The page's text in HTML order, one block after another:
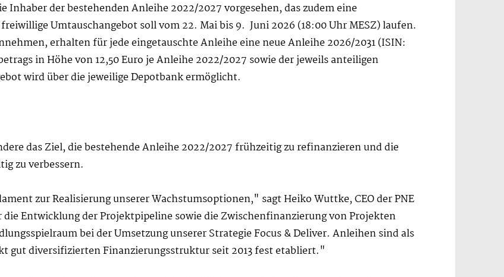
Inhaber der bestehenden Anleihe 2022/2027 vorgesehen, das zudem eine
Umtauschangebot soll vom 22. Mai bis 9. Juni 2026 (18:00 Uhr MESZ) laufen.
erhalten für jede eingetauschte Anleihe eine neue Anleihe 2026/2031 (ISIN:
in Höhe von 12,50 Euro je Anleihe 2022/2027 sowie der jeweils anteiligen
wird über die jeweilige Depotbank ermöglicht.
das Ziel, die bestehende Anleihe 2022/2027 frühzeitig zu refinanzieren und die
zu verbessern.
zur Realisierung unserer Wachstumsoptionen," sagt Heiko Wuttke, CEO der PNE
Entwicklung der Projektpipeline sowie die Zwischenfinanzierung von Projekten
bei der Umsetzung unserer Strategie Focus & Deliver. Anleihen sind als
gut diversifizierten Finanzierungsstruktur seit 2013 fest etabliert."